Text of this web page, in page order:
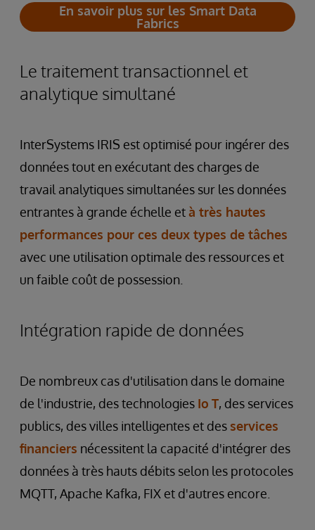
En savoir plus sur les Smart Data
Fabrics
Le traitement transactionnel et
analytique simultané
InterSystems IRIS est optimisé pour ingérer des
données tout en exécutant des charges de
travail analytiques simultanées sur les données
entrantes à grande échelle età très hautes
performances pour ces deux types de tâches
avec une utilisation optimale des ressources et
un faible coût de possession.
Intégration rapide de données
De nombreux cas d'utilisation dans le domaine
de l'industrie, des technologies Io T, des services
publics, des villes intelligentes et des services
financiers nécessitent la capacité d'intégrer des
données à très hauts débits selon les protocoles
MQTT, Apache Kafka, FIX et d'autres encore.